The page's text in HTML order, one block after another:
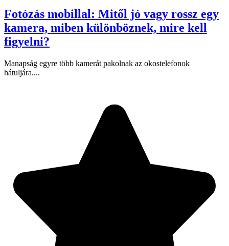
Fotózás mobillal: Mitől jó vagy rossz egy
kamera, miben különböznek, mire kell
figyelni?
Manapság egyre több kamerát pakolnak az okostelefonok
hátuljára....